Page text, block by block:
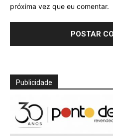
próxima vez que eu comentar.
Publicidade